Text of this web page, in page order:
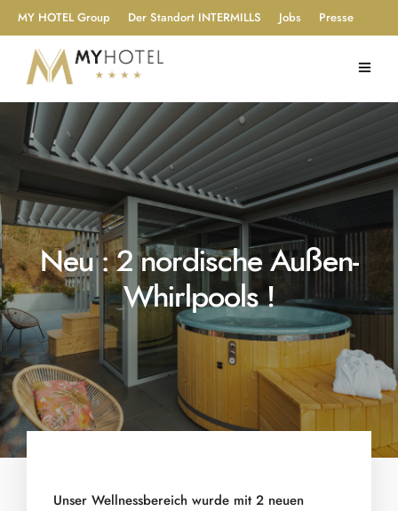
MY HOTEL Group Der Standort INTERMILLS Jobs Presse
Neu : 2 nordische Außen-
Whirlpools !
Unser Wellnessbereich wurde mit 2 neuen